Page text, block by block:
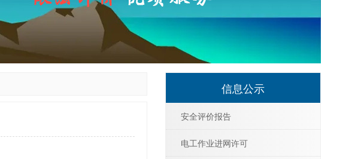
信息公示
安全评价报告
电工作业进网许可